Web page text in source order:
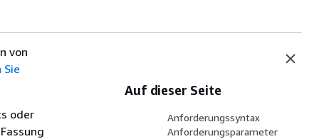
von
Sie
oder
Auf dieser Seite
Anforderungssyntax
Anforderungsparameter